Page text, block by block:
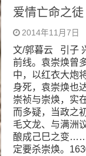
爱情亡命之徒
2014年11月7日
文/郭暮云 引子
前线。袁崇焕曾
中，以红衣大炮
身死，袁崇焕也
崇祯与崇焕，实
而多疑，当政之
毛文龙、与满洲
酿成己巳之变
定要杀崇焕。